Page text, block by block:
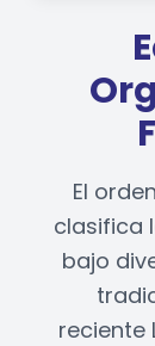
El
clasifica
bajo
reciente